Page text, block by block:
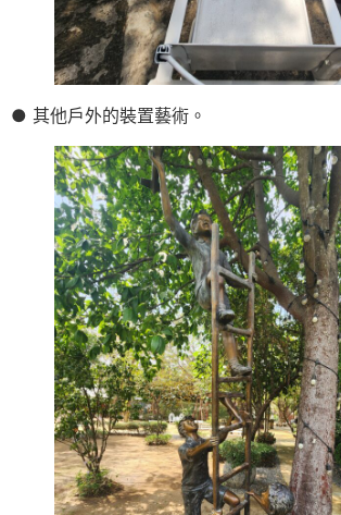
● 其他戶外的裝置藝術。